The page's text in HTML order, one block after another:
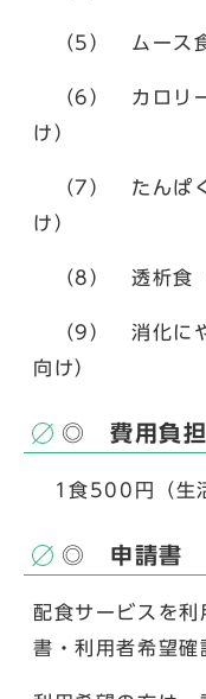
（5） ムース食
（6） カロリー
け）
（7） たんぱく
け）
（8） 透析食（
（9） 消化にや
向け）
◎ 費用負担
1食500円（生
◎ 申請書
配食サービスを
書・利用者希望確